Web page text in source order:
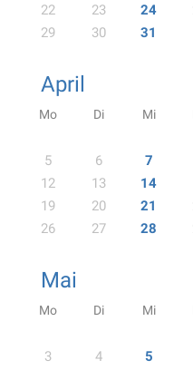
22
23 24
29
30 31
April
Mo Di Mi
5
6 7
12
13 14
19
20 21
26
27 28
Mai
Mo Di Mi
3
4 5